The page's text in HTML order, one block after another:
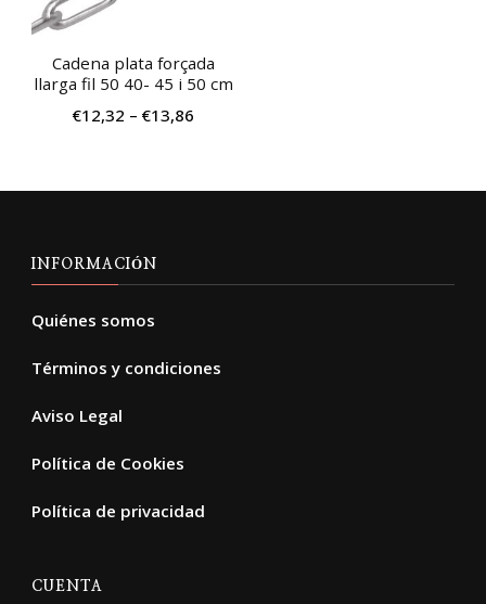
Cadena plata forçada
llarga fil 50 40- 45 i 50 cm
€12,32 – €13,86
la
producto
INFORMACIÓN
Quiénes somos
Términos y condiciones
Aviso Legal
Política de Cookies
Política de privacidad
CUENTA